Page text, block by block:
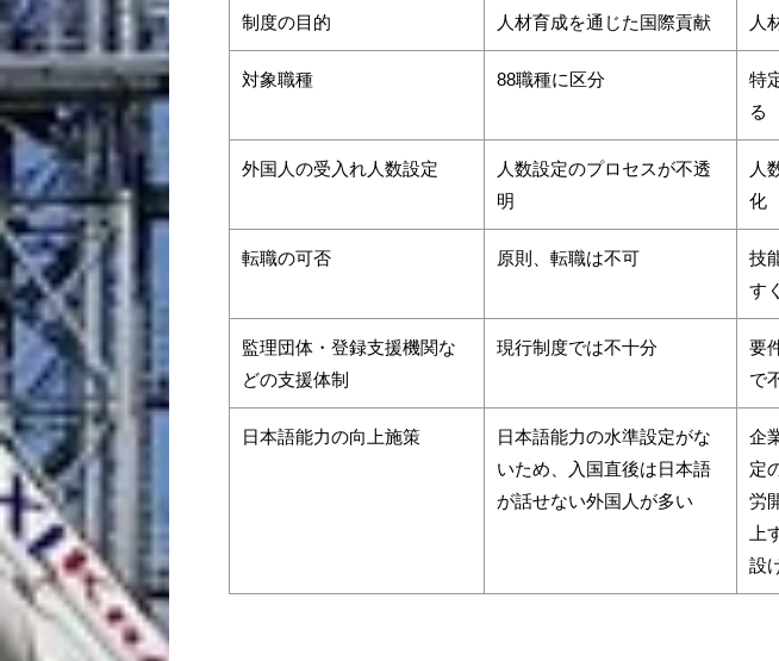
制度の目的 人材育成を通じた国際貢献 人
対象職種 88職種に区分
特
る
外国人の受入れ人数設定
人数設定のプロセスが不透
明
人
化
転職の可否 原則、転職は不可
技
す
監理団体・登録支援機関な
どの支援体制
現行制度では不十分
要
で
日本語能力の向上施策
日本語能力の水準設定がな
いため、入国直後は日本語
が話せない外国人が多い
企
定
労
上
設